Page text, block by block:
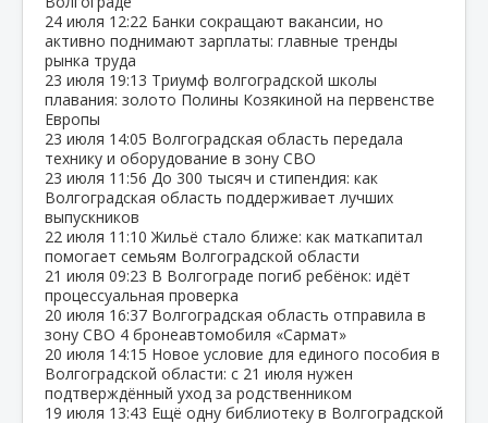
24 июля 12:22 Банки сокращают вакансии, но
активно поднимают зарплаты: главные тренды
рынка труда
23 июля 19:13 Триумф волгоградской школы
плавания: золото Полины Козякиной на первенстве
Европы
23 июля 14:05 Волгоградская область передала
технику и оборудование в зону СВО
23 июля 11:56 До 300 тысяч и стипендия: как
Волгоградская область поддерживает лучших
выпускников
22 июля 11:10 Жильё стало ближе: как маткапитал
помогает семьям Волгоградской области
21 июля 09:23 В Волгограде погиб ребёнок: идёт
процессуальная проверка
20 июля 16:37 Волгоградская область отправила в
зону СВО 4 бронеавтомобиля «Сармат»
20 июля 14:15 Новое условие для единого пособия в
Волгоградской области: с 21 июля нужен
подтверждённый уход за родственником
19 июля 13:43 Ещё одну библиотеку в Волгоградской